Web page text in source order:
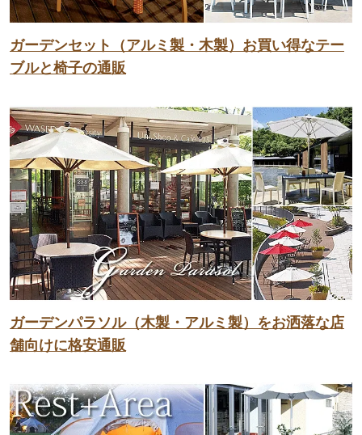
ガーデンセット（アルミ製・木製）お買い得なテー
ブルと椅子の通販
ガーデンパラソル（木製・アルミ製）をお洒落な店
舗向けに格安通販